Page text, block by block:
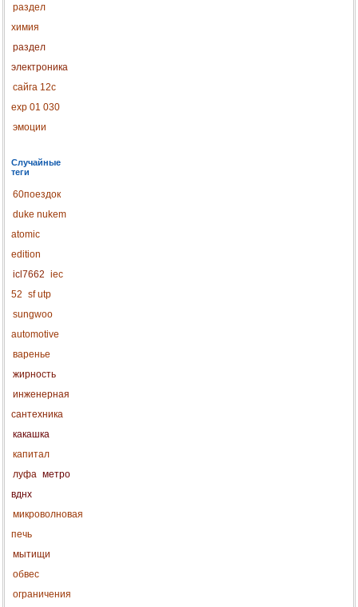
раздел
химия
раздел
электроника
сайга 12с
exp 01 030
эмоции
Случайные
теги
60поездок
duke nukem
atomic
edition
icl7662 iec
52 sf utp
sungwoo
automotive
варенье
жирность
инженерная
сантехника
какашка
капитал
луфа метро
вднх
микроволновая
печь
мытищи
обвес
ограничения